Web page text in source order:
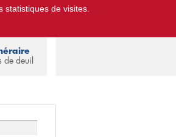
familles
de deuil
de visites.